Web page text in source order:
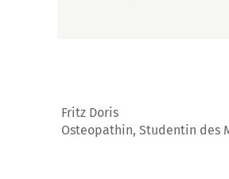
Fritz Doris
Osteopathin, Studentin des